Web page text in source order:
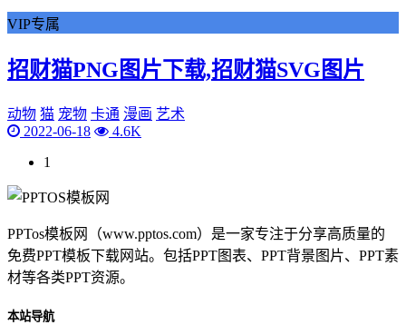
VIP专属
招财猫PNG图片下载,招财猫SVG图片
动物 猫 宠物 卡通 漫画 艺术
2022-06-18
4.6K
1
PPTos模板网（www.pptos.com）是一家专注于分享高质量的
免费PPT模板下载网站。包括PPT图表、PPT背景图片、PPT素
材等各类PPT资源。
本站导航